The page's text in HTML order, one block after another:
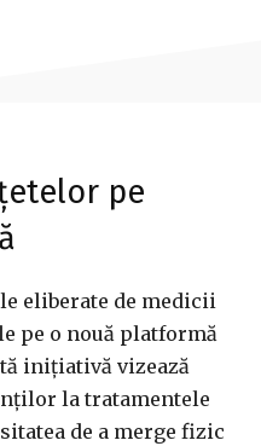
pe
eliberate de medicii
pe o nouă platformă
inițiativă vizează
la tratamentele
de a merge fizic